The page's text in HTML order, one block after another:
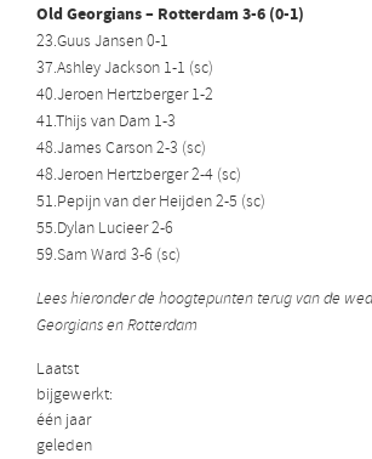
Old Georgians – Rotterdam 3-6 (0-1)
23.Guus Jansen 0-1
37.Ashley Jackson 1-1 (sc)
40.Jeroen Hertzberger 1-2
41.Thijs van Dam 1-3
48.James Carson 2-3 (sc)
48.Jeroen Hertzberger 2-4 (sc)
51.Pepijn van der Heijden 2-5 (sc)
55.Dylan Lucieer 2-6
59.Sam Ward 3-6 (sc)
Lees hieronder de hoogtepunten terug van de
Georgians en Rotterdam
Laatst
bijgewerkt:
één jaar
geleden